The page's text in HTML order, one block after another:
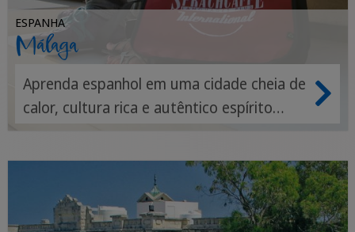
ESPANHA
Málaga
Aprenda espanhol em uma cidade cheia de
calor, cultura rica e autêntico espírito